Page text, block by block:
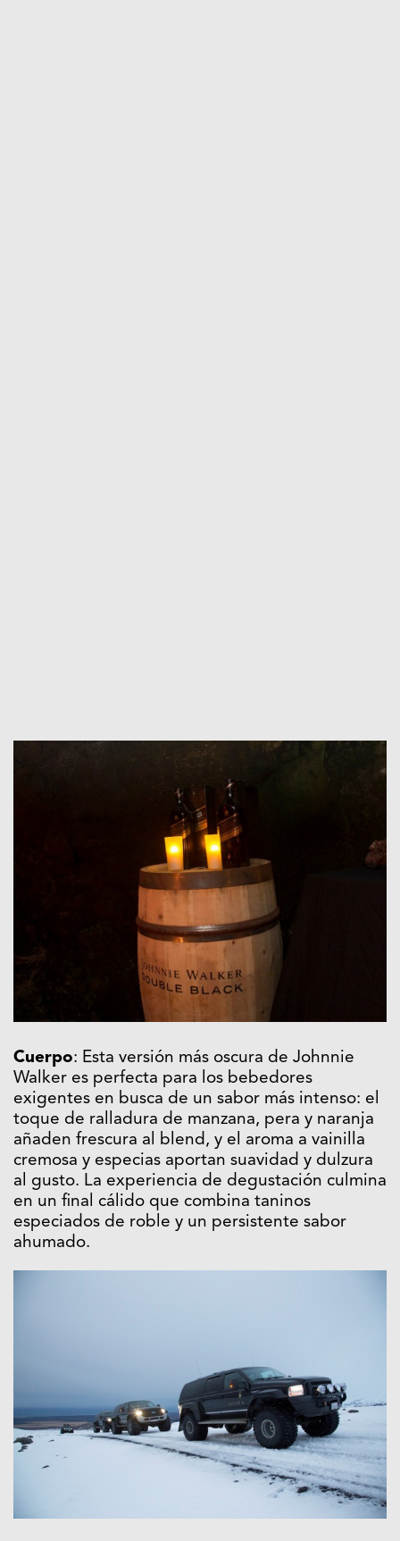
Cuerpo: Esta versión más oscura de Johnnie
Walker es perfecta para los bebedores
exigentes en busca de un sabor más intenso: el
toque de ralladura de manzana, pera y naranja
añaden frescura al blend, y el aroma a vainilla
cremosa y especias aportan suavidad y dulzura
al gusto. La experiencia de degustación culmina
en un final cálido que combina taninos
especiados de roble y un persistente sabor
ahumado.